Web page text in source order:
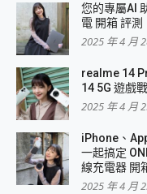
您的專屬AI
電 開箱 評測
2025 年 4 月
realme 14
14 5G 遊戲
2025 年 4 月
iPhone、
一起搞定
線充電器 開
2025 年 4 月